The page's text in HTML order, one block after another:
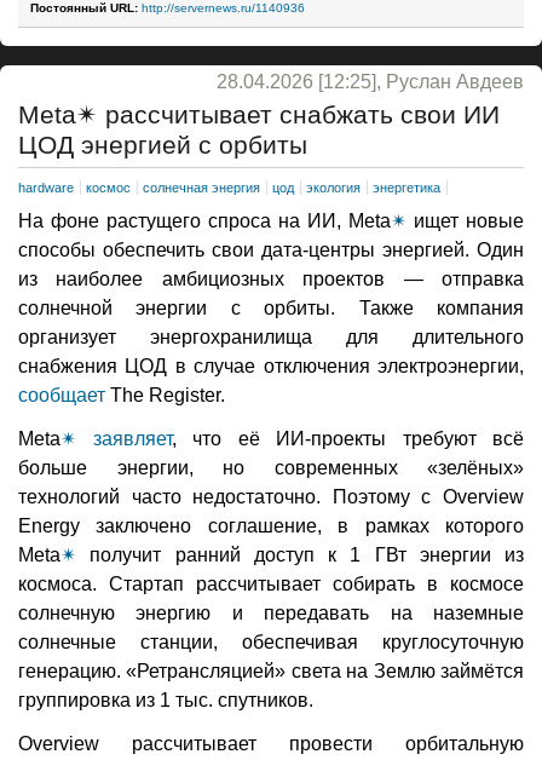
Постоянный URL: http://servernews.ru/1140936
28.04.2026 [12:25], Руслан Авдеев
Meta✴ рассчитывает снабжать свои ИИ
ЦОД энергией с орбиты
hardware космос солнечная энергия цод экология энергетика
На фоне растущего спроса на ИИ, Meta✴ ищет новые
способы обеспечить свои дата-центры энергией. Один
из наиболее амбициозных проектов — отправка
солнечной энергии с орбиты. Также компания
организует энергохранилища для длительного
снабжения ЦОД в случае отключения электроэнергии,
сообщает The Register.
Meta✴ заявляет, что её ИИ-проекты требуют всё
больше энергии, но современных «зелёных»
технологий часто недостаточно. Поэтому с Overview
Energy заключено соглашение, в рамках которого
Meta✴ получит ранний доступ к 1 ГВт энергии из
космоса. Стартап рассчитывает собирать в космосе
солнечную энергию и передавать на наземные
солнечные станции, обеспечивая круглосуточную
генерацию. «Ретрансляцией» света на Землю займётся
группировка из 1 тыс. спутников.
Overview рассчитывает провести орбитальную